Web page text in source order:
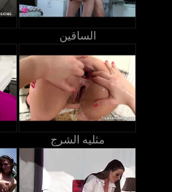
الساقين
مثليه الشرج